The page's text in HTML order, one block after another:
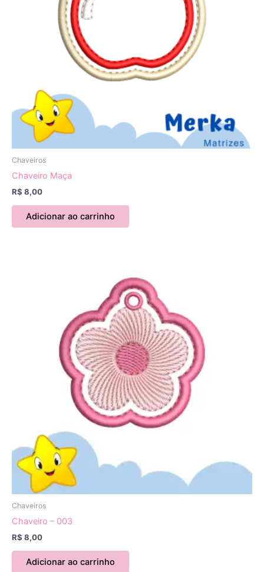
Chaveiros
Chaveiro Maça
R$ 8,00
Adicionar ao carrinho
Chaveiros
Chaveiro – 003
R$ 8,00
Adicionar ao carrinho